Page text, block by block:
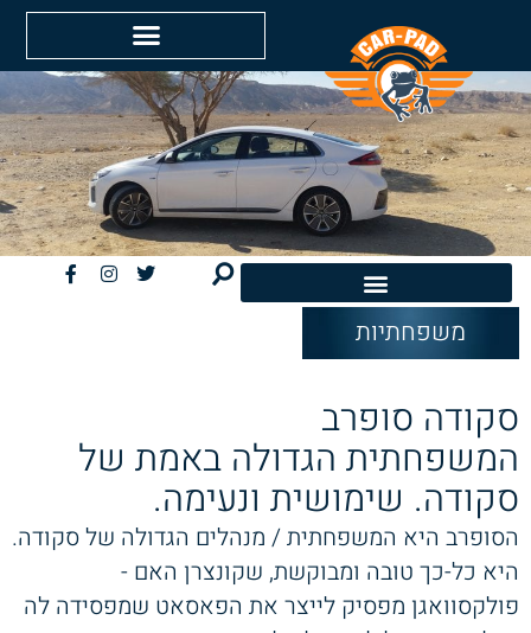
משפחתיות
סקודה סופרב
המשפחתית הגדולה באמת של
סקודה. שימושית ונעימה.
הסופרב היא המשפחתית / מנהלים הגדולה של סקודה.
היא כל-כך טובה ומבוקשת, שקונצרן האם -
פולקסוואגן מפסיק לייצר את הפאסאט שמפסידה לה